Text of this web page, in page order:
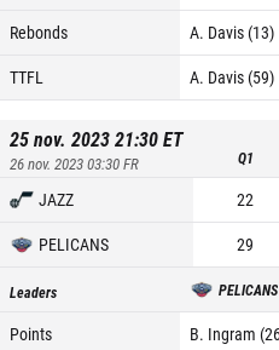
Rebonds
A. Davis (13)
TTFL
A. Davis (59)
25 nov. 2023 21:30ET
26 nov. 2023 03:30FR Q1
JAZZ 22
PELICANS
29
Leaders PELICANS
Points B. Ingram